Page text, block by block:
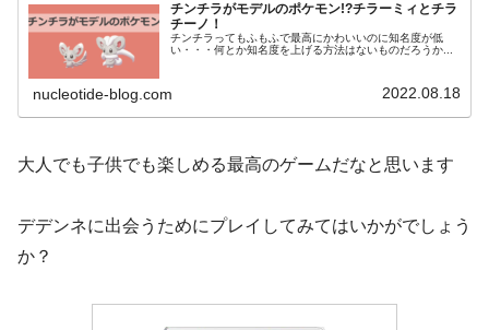
チンチラがモデルのポケモン!?チラーミィとチラ
チーノ！
チンチラってもふもふで最高にかわいいのに知名度が低
い・・・何とか知名度を上げる方法はないものだろうか...
nucleotide-blog.com 2022.08.18
大人でも子供でも楽しめる最高のゲームだなと思います
デデンネに出会うためにプレイしてみてはいかがでしょう
か？